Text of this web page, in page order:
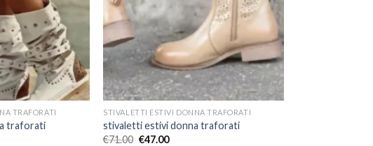
TRAFORATI
traforati
STIVALETTI ESTIVI DONNA TRAFORATI
stivaletti estivi donna traforati
€71.00 €47.00